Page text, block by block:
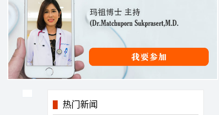
热门新闻